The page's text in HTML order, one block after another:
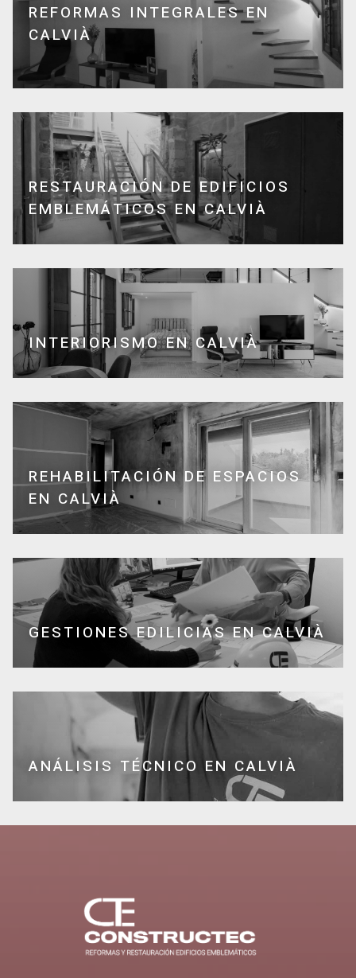
REFORMAS INTEGRALES EN
CALVIÀ
RESTAURACIÓN DE EDIFICIOS
EMBLEMÁTICOS EN CALVIÀ
INTERIORISMO EN CALVIÀ
REHABILITACIÓN DE ESPACIOS
EN CALVIÀ
GESTIONES EDILICIAS EN CALVIÀ
ANÁLISIS TÉCNICO EN CALVIÀ